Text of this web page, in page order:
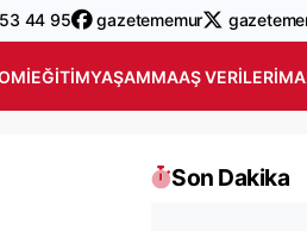
44 95 gazetememur
EĞITIMYAŞAMMAAŞ VERILERI
Son Dakika